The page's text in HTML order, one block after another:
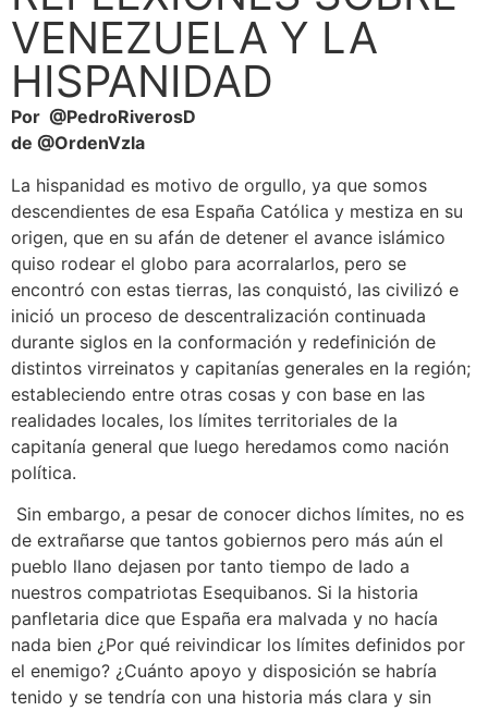
VENEZUELA Y LA
HISPANIDAD
Por @PedroRiverosD
de @OrdenVzla
La hispanidad es motivo de orgullo, ya que somos
descendientes de esa España Católica y mestiza en su
origen, que en su afán de detener el avance islámico
quiso rodear el globo para acorralarlos, pero se
encontró con estas tierras, las conquistó, las civilizó e
inició un proceso de descentralización continuada
durante siglos en la conformación y redefinición de
distintos virreinatos y capitanías generales en la región;
estableciendo entre otras cosas y con base en las
realidades locales, los límites territoriales de la
capitanía general que luego heredamos como nación
política.
Sin embargo, a pesar de conocer dichos límites, no es
de extrañarse que tantos gobiernos pero más aún el
pueblo llano dejasen por tanto tiempo de lado a
nuestros compatriotas Esequibanos. Si la historia
panfletaria dice que España era malvada y no hacía
nada bien ¿Por qué reivindicar los límites definidos por
el enemigo? ¿Cuánto apoyo y disposición se habría
tenido y se tendría con una historia más clara y sin